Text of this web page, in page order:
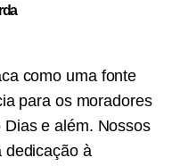
como uma fonte
para os moradores
e além. Nossos
dedicação à